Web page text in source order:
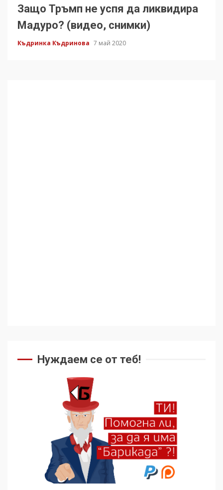
Защо Тръмп не успя да ликвидира
Мадуро? (видео, снимки)
Къдринка Къдринова 7 май 2020
Нуждаем се от теб!